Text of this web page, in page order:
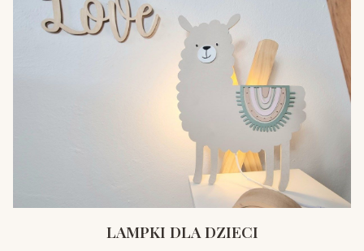
LAMPKI DLA DZIECI